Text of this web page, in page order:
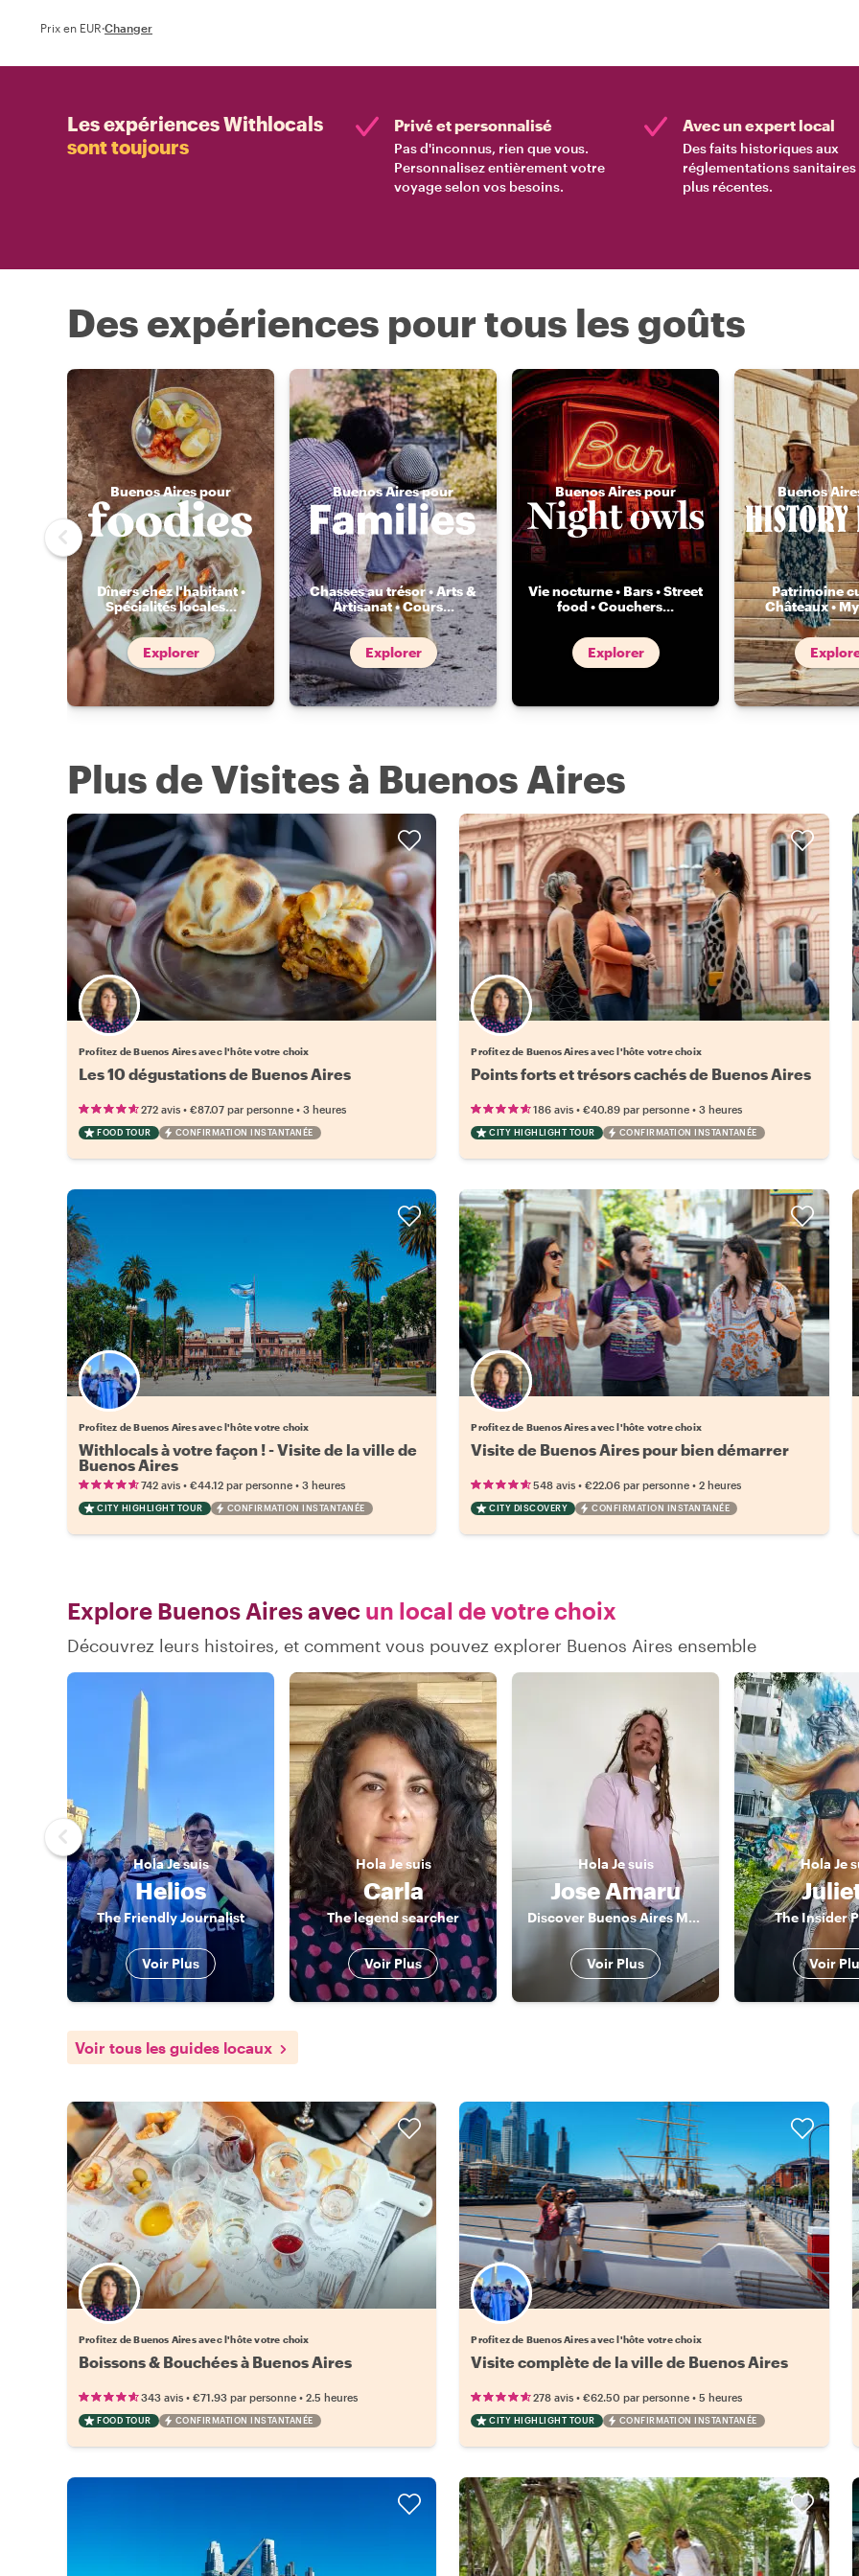
Prix en EUR·Changer
Les expériences Withlocals
sont toujours
Privé et personnalisé
Pas d'inconnus, rien que vous.
Personnalisez entièrement votre
voyage selon vos besoins.
Avec un expert local
Des faits historiques aux
réglementations sanitaires
plus récentes.
Des expériences pour tous les goûts
Buenos Aires pour
Dîners chez l'habitant •
Spécialités locales...
Explorer
Buenos Aires pour
Chasses au trésor • Arts &
Artisanat • Cours...
Explorer
Buenos Aires pour
Vie nocturne • Bars • Street
food • Couchers...
Explorer
Buenos
Patrimoine
Châteaux •
Plus de Visites à Buenos Aires
Choisissez votre local favori
Profitez de Buenos Aires avec l'hôte votre choix
Les 10 dégustations de Buenos Aires
272 avis • €87.07 par personne • 3 heures
FOOD TOUR CONFIRMATION INSTANTANÉE
Choisissez votre local favori
Profitez de Buenos Aires avec l'hôte votre choix
Points forts et trésors cachés de Buenos Aires
186 avis •€40.89 par personne •3 heures
CITY HIGHLIGHT TOUR CONFIRMATION INSTANTANÉE
Choisissez votre local favori
Profitez de Buenos Aires avec l'hôte votre choix
Withlocals à votre façon ! - Visite de la ville de
Buenos Aires
742 avis • €44.12 par personne • 3 heures
CITY HIGHLIGHT TOUR CONFIRMATION INSTANTANÉE
Choisissez votre local favori
Profitez de Buenos Aires avec l'hôte votre choix
Visite de Buenos Aires pour bien démarrer
548 avis •€22.06 par personne •2 heures
CITY DISCOVERY CONFIRMATION INSTANTANÉE
Explore Buenos Aires avec un local de votre choix
Découvrez leurs histoires, et comment vous pouvez explorer Buenos Aires ensemble
HolaJe suis
Helios
The Friendly Journalist
Voir Plus
Hola Je suis
Carla
The legend searcher
Voir Plus
Hola Je suis
Jose Amaru
Discover Buenos Aires Magic with a Local
Voir Plus
Hola Je
The Insider
Voir
Voir tous les guides locaux
Choisissez votre local favori
Profitez de Buenos Aires avec l'hôte votre choix
Boissons & Bouchées à Buenos Aires
343 avis • €71.93 par personne • 2.5 heures
FOOD TOUR CONFIRMATION INSTANTANÉE
Choisissez votre local favori
Profitez de Buenos Aires avec l'hôte votre choix
Visite complète de la ville de Buenos Aires
278 avis •€62.50 par personne •5 heures
CITY HIGHLIGHT TOUR CONFIRMATION INSTANTANÉE